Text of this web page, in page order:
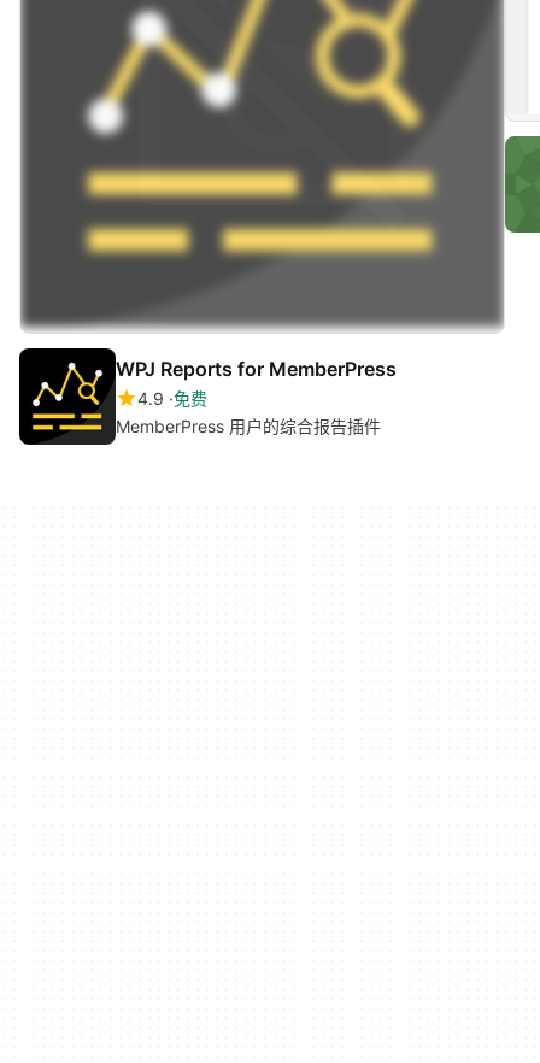
WPJ Reports for MemberPress
4.9 免费
MemberPress 用户的综合报告插件